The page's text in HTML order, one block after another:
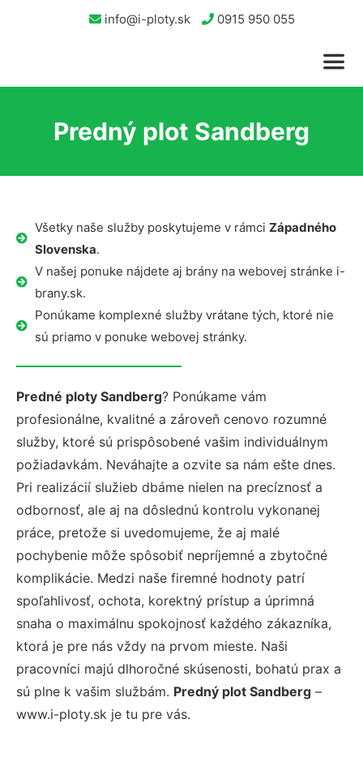
info@i-ploty.sk 0915 950 055
Predný plot Sandberg
Všetky naše služby poskytujeme v rámci Západného
Slovenska.
V našej ponuke nájdete aj brány na webovej stránke i-
brany.sk.
Ponúkame komplexné služby vrátane tých, ktoré nie
sú priamo v ponuke webovej stránky.
Predné ploty Sandberg? Ponúkame vám
profesionálne, kvalitné a zároveň cenovo rozumné
služby, ktoré sú prispôsobené vašim individuálnym
požiadavkám. Neváhajte a ozvite sa nám ešte dnes.
Pri realizácií služieb dbáme nielen na precíznosť a
odbornosť, ale aj na dôslednú kontrolu vykonanej
práce, pretože si uvedomujeme, že aj malé
pochybenie môže spôsobiť nepríjemné a zbytočné
komplikácie. Medzi naše firemné hodnoty patrí
spoľahlivosť, ochota, korektný prístup a úprimná
snaha o maximálnu spokojnosť každého zákazníka,
ktorá je pre nás vždy na prvom mieste. Naši
pracovníci majú dlhoročné skúsenosti, bohatú prax a
sú plne k vašim službám. Predný plot Sandberg –
www.i-ploty.sk je tu pre vás.